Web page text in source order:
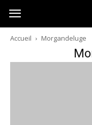
Australia-
australie.com
Accueil Morgandeluge